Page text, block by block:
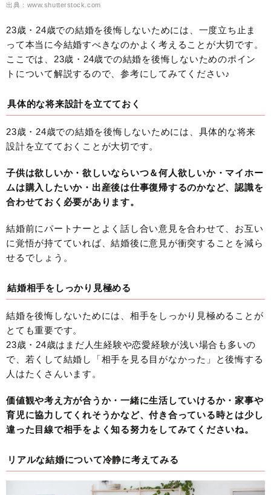
出典：www.shutterstock.com
23歳・24歳での結婚を後悔しないためには、一度立ち止ま
って本当に今結婚すべきなのかよく考えることが大切です。
ここでは、23歳・24歳での結婚を後悔しないためのポイン
トについて解説するので、参考にしてみてください♪
具体的な将来設計を立てておく
23歳・24歳での結婚を後悔しないためには、具体的な将来
設計を立てておくことが大切です。
子供は欲しいか・欲しいならいつ＆何人欲しいか・マイホー
ムは購入したいか・出産後は仕事復帰するのかなど、認識を
合わせておく必要があります。
結婚前にパートナーとよく話し合い意見を合わせて、お互い
に覚悟が持てていれば、結婚後に意見が衝突することを減ら
せるでしょう。
結婚相手をしっかり見極める
結婚を後悔しないためには、相手をしっかり見極めることが
とても重要です。
23歳・24歳はまだ人生経験や恋愛経験が浅い場合も多いの
で、若くして結婚し「相手を見る目がなかった」と後悔する
人はたくさんいます。
価値観や考え方が合うか・一緒に生活していけるか・家事や
育児に協力してくれそうかなど、付き合っている時とは少し
違った目線で相手をよく知る努力をしてみてくださいね。
リアルな結婚について冷静に考えてみる